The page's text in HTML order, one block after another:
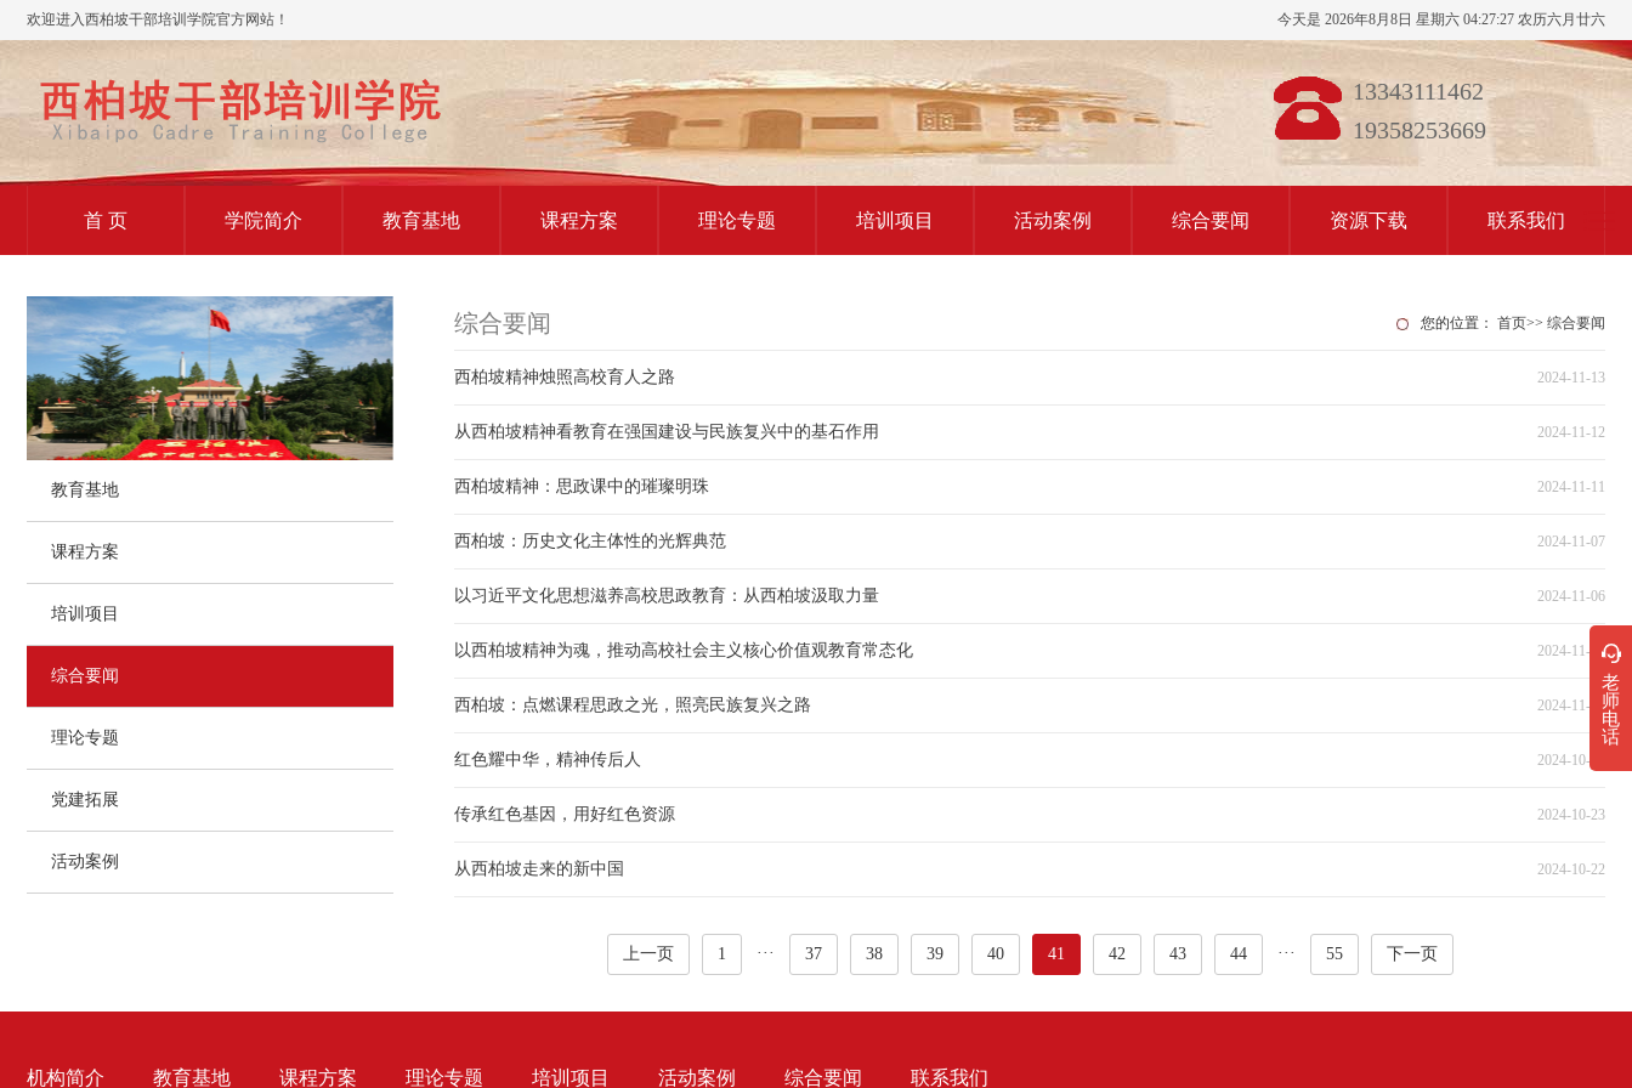
欢迎进入西柏坡干部培训学院官方网站！ 今天是 2026年8月8日 星期六 04:27:27 农历六月廿六
13343111462
19358253669
首 页 学院简介 教育基地 课程方案 理论专题 培训项目 活动案例 综合要闻 资源下载 联系我们
教育基地
课程方案
培训项目
综合要闻
理论专题
党建拓展
活动案例
综合要闻 您的位置： 首页>> 综合要闻
西柏坡精神烛照高校育人之路 2024-11-13
从西柏坡精神看教育在强国建设与民族复兴中的基石作用 2024-11-12
西柏坡精神：思政课中的璀璨明珠 2024-11-11
西柏坡：历史文化主体性的光辉典范 2024-11-07
以习近平文化思想滋养高校思政教育：从西柏坡汲取力量 2024-11-06
以西柏坡精神为魂，推动高校社会主义核心价值观教育常态化 2024-11-05
西柏坡：点燃课程思政之光，照亮民族复兴之路 2024-11-04
红色耀中华，精神传后人 2024-10-24
传承红色基因，用好红色资源 2024-10-23
从西柏坡走来的新中国 2024-10-22
上一页 1 ··· 37 38 39 40 41 42 43 44 ··· 55 下一页
机构简介 教育基地 课程方案 理论专题 培训项目 活动案例 综合要闻 联系我们
老
师
电
话